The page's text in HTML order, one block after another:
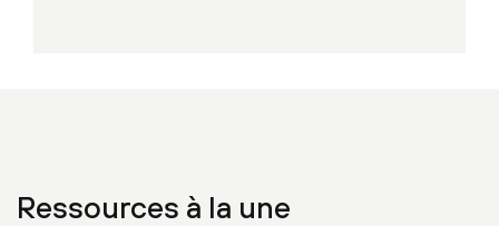
Ressources à la une